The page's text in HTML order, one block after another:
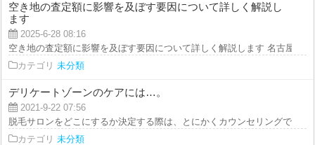
空き地の査定額に影響を及ぼす要因について詳しく解説し
ます
2025-6-28 08:16
空き地の査定額に影響を及ぼす要因について詳しく解説します 名古屋で
カテゴリ 未分類
デリケートゾーンのケアには…。
2021-9-22 07:56
脱毛サロンをどこにするか決定する際は、とにかくカウンセリングで話を
カテゴリ 未分類